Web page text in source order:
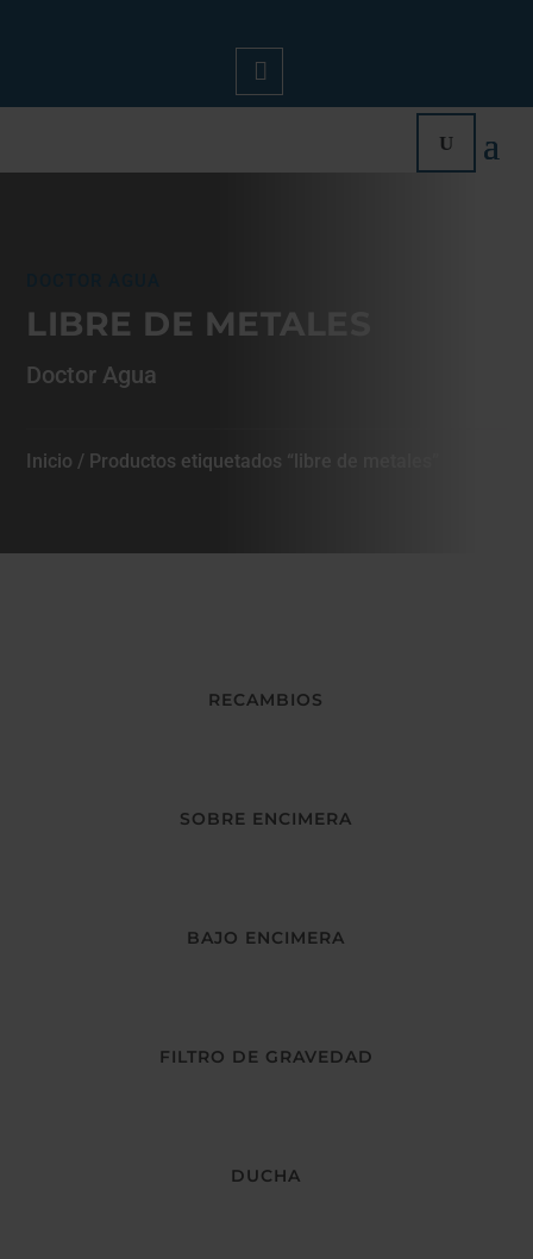
Cue
LIBRE DE METALES
Doctor Agua
Inicio / Productos etiquetados “libre de metales”
RECAMBIOS
SOBRE ENCIMERA
BAJO ENCIMERA
FILTRO DE GRAVEDAD
DUCHA